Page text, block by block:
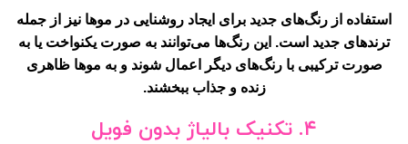
استفاده از رنگ‌های جدید برای ایجاد روشنایی در موها نیز از جمله
ترندهای جدید است. این رنگ‌ها می‌توانند به صورت یکنواخت یا به
صورت ترکیبی با رنگ‌های دیگر اعمال شوند و به موها ظاهری
زنده و جذاب ببخشند.
۴. تکنیک بالیاژ بدون فویل